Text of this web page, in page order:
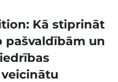
Kā stiprināt
pašvaldībām un